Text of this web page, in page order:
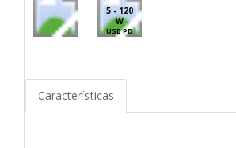
5 - 120
W
USB PD
Características